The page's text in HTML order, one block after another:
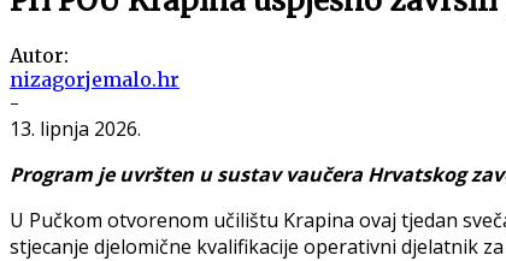
Autor:
nizagorjemalo.hr
-
13. lipnja 2026.
Program je uvršten u sustav vaučera Hrvatskog
U Pučkom otvorenom učilištu Krapina ovaj tjedan
stjecanje djelomične kvalifikacije operativni djelatnik